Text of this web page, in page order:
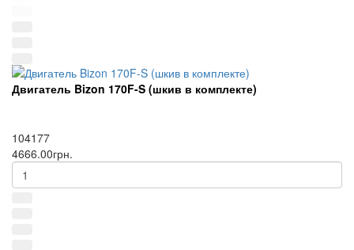
Двигатель Bizon 170F-S (шкив в комплекте)
104177
4666.00грн.